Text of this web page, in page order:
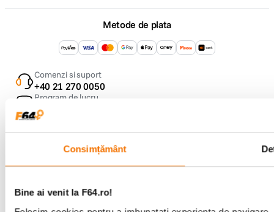
Consimțământ
Bine ai venit la F64.ro!
Metode de plata
Comenzi si suport
+40 21 270 0050
Program de lucru
09:00 - 21:00
Showroom
Bd-ul Unirii 64, Bucuresti